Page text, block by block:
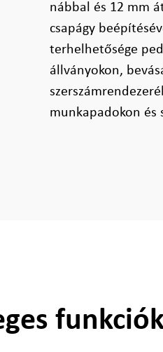
nábbal és 12 mm
csapágy
terhelhetősége
állványokon,
munkapadokon és